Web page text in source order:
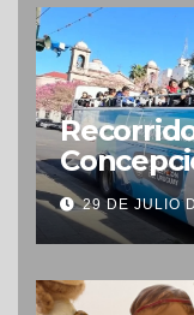
29 DE JULIO